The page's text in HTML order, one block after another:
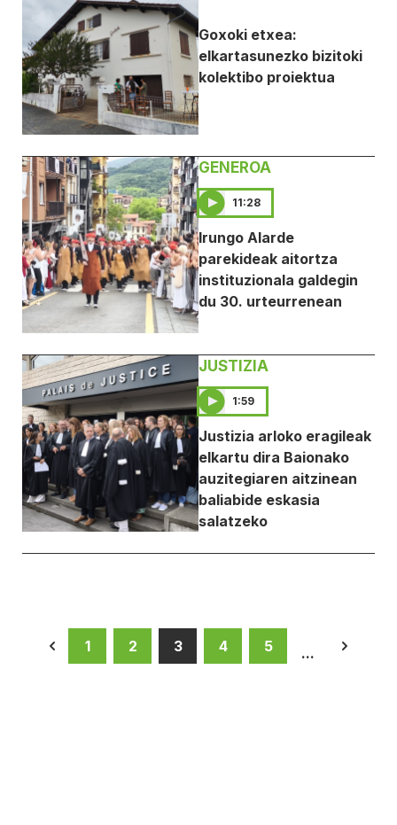
Goxoki etxea:
elkartasunezko bizitoki
kolektibo proiektua
GENEROA
11:28
Irungo Alarde
parekideak aitortza
instituzionala galdegin
du 30. urteurrenean
JUSTIZIA
1:59
Justizia arloko eragileak
elkartu dira Baionako
auzitegiaren aitzinean
baliabide eskasia
salatzeko
1 2 3 4 5 ...